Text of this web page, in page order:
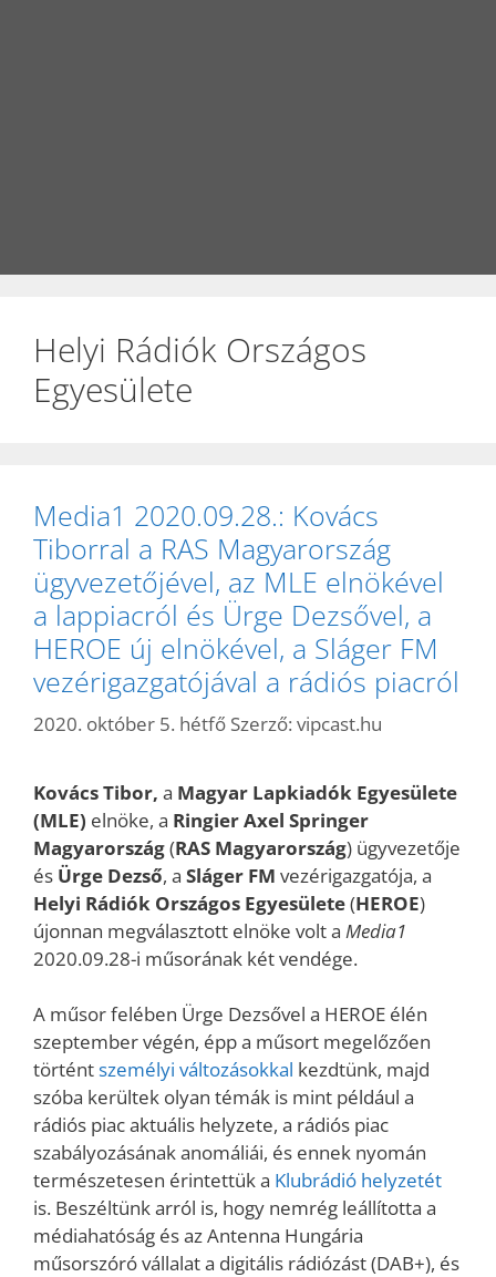
Helyi Rádiók Országos
Egyesülete
Media1 2020.09.28.: Kovács
Tiborral a RAS Magyarország
ügyvezetőjével, az MLE elnökével
a lappiacról és Ürge Dezsővel, a
HEROE új elnökével, a Sláger FM
vezérigazgatójával a rádiós piacról
2020. október 5. hétfő Szerző: vipcast.hu
Kovács Tibor, a Magyar Lapkiadók Egyesülete
(MLE) elnöke, a Ringier Axel Springer
Magyarország(RAS Magyarország) ügyvezetője
és Ürge Dezső, a Sláger FM vezérigazgatója, a
Helyi Rádiók Országos Egyesülete(HEROE)
újonnan megválasztott elnöke volt a Media1
2020.09.28-i műsorának két vendége.
A műsor felében Ürge Dezsővel a HEROE élén
szeptember végén, épp a műsort megelőzően
történtszemélyi változásokkal kezdtünk, majd
szóba kerültek olyan témák is mint például a
rádiós piac aktuális helyzete, a rádiós piac
szabályozásának anomáliái, és ennek nyomán
természetesen érintettük a Klubrádió helyzetét
is. Beszéltünk arról is, hogy nemrég leállította a
médiahatóság és az Antenna Hungária
műsorszóró vállalat a digitális rádiózást (DAB+), és